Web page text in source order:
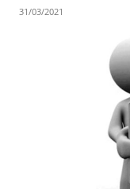
31/03/2021